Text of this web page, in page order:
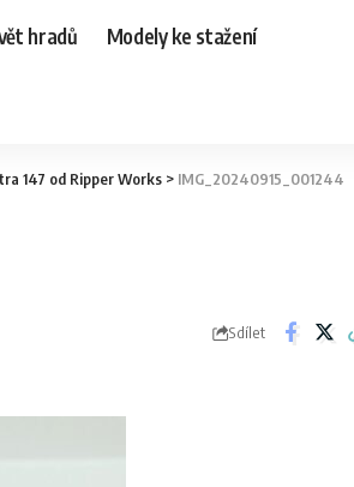
hradů Modely ke stažení
147 od Ripper Works > IMG_20240915_001244
Sdílet